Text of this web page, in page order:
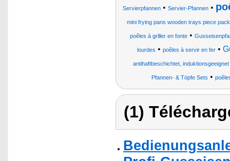
Servierpfannen • Servier-Pfannen •
mini frying pans wooden trays piece
poêles à griller en fonte •
lourdes • poêles à servir en fer •
antihaftbeschichtet, induktionsgeeignet
Pfannen- & Töpfe Sets •
(1)